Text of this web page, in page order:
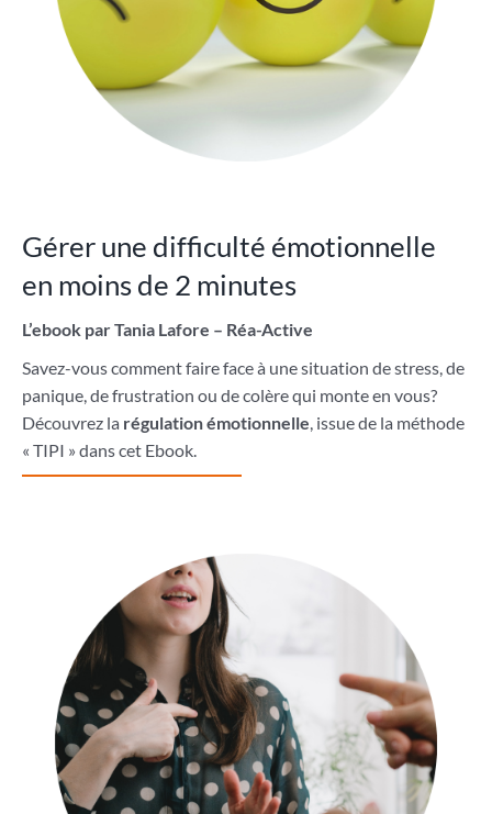
Gérer une difficulté émotionnelle
en moins de 2 minutes
L’ebook par Tania Lafore – Réa-Active
Savez-vous comment faire face à une situation de stress, de
panique, de frustration ou de colère qui monte en vous?
Découvrez la régulation émotionnelle , issue de la méthode
« TIPI » dans cet Ebook.